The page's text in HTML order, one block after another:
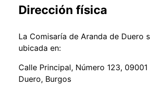
Dirección física
La Comisaría de Aranda de Duero
ubicada en:
Calle Principal, Número 123,
Duero, Burgos